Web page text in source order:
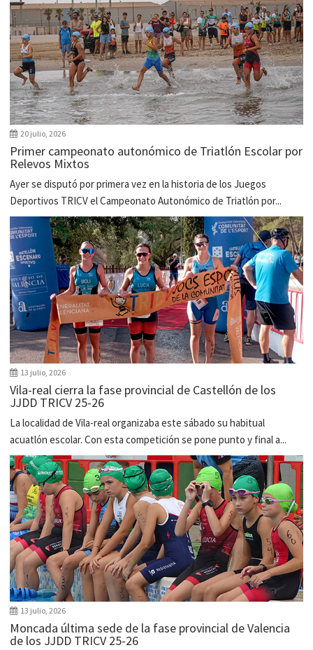
20 julio, 2026
Primer campeonato autonómico de Triatlón Escolar por
Relevos Mixtos
Ayer se disputó por primera vez en la historia de los Juegos
Deportivos TRICV el Campeonato Autonómico de Triatlón por...
13 julio, 2026
Vila-real cierra la fase provincial de Castellón de los
JJDD TRICV 25-26
La localidad de Vila-real organizaba este sábado su habitual
acuatlón escolar. Con esta competición se pone punto y final a...
13 julio, 2026
Moncada última sede de la fase provincial de Valencia
de los JJDD TRICV 25-26